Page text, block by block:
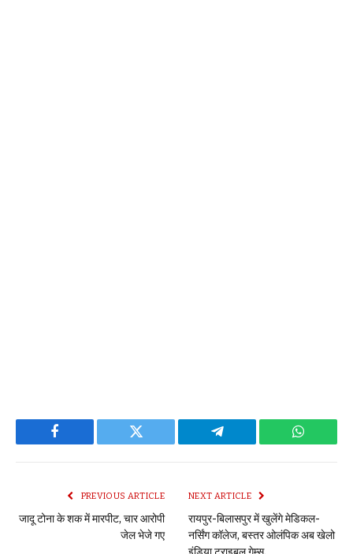
Facebook Twitter Telegram
PREVIOUS ARTICLE
जादू टोना के शक में मारपीट, चार आरोपी
जेल भेजे गए
NEXT ARTICLE
रायपुर-बिलासपुर में खुलेंगे मेडिकल-
नर्सिंग कॉलेज, बस्तर ओलंपिक अब खेलो